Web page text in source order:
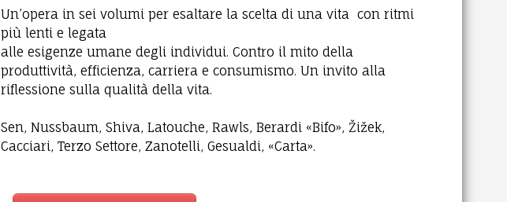
Un’opera in sei volumi per esaltare la scelta di una vita con ritmi
più lenti e legata
alle esigenze umane degli individui. Contro il mito della
produttività, efficienza, carriera e consumismo. Un invito alla
riflessione sulla qualità della vita.
Sen, Nussbaum, Shiva, Latouche, Rawls, Berardi «Bifo», Žižek,
Cacciari, Terzo Settore, Zanotelli, Gesualdi, «Carta».